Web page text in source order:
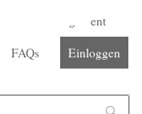
Corona-Management
FAQs Einloggen